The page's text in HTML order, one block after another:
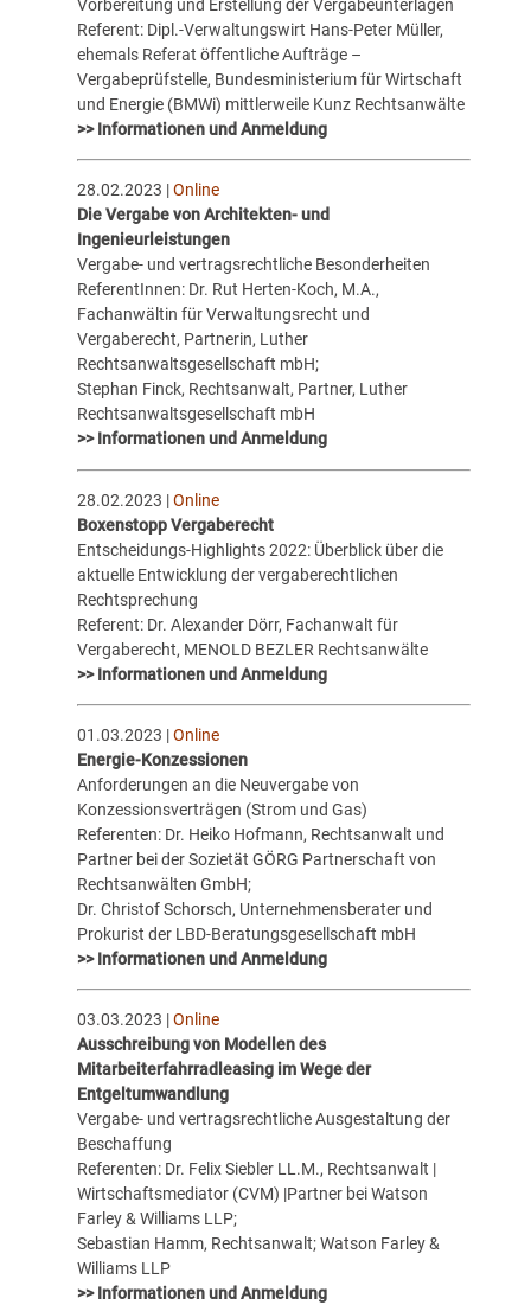
Vorbereitung und Erstellung der Vergabeunterlagen
Referent: Dipl.-Verwaltungswirt Hans-Peter Müller,
ehemals Referat öffentliche Aufträge –
Vergabeprüfstelle, Bundesministerium für Wirtschaft
und Energie (BMWi) mittlerweile Kunz Rechtsanwälte
>> Informationen und Anmeldung
28.02.2023 |Online
Die Vergabe von Architekten- und
Ingenieurleistungen
Vergabe- und vertragsrechtliche Besonderheiten
ReferentInnen: Dr. Rut Herten-Koch, M.A.,
Fachanwältin für Verwaltungsrecht und
Vergaberecht, Partnerin, Luther
Rechtsanwaltsgesellschaft mbH;
Stephan Finck, Rechtsanwalt, Partner, Luther
Rechtsanwaltsgesellschaft mbH
>> Informationen und Anmeldung
28.02.2023 |Online
Boxenstopp Vergaberecht
Entscheidungs-Highlights 2022: Überblick über die
aktuelle Entwicklung der vergaberechtlichen
Rechtsprechung
Referent: Dr. Alexander Dörr, Fachanwalt für
Vergaberecht, MENOLD BEZLER Rechtsanwälte
>> Informationen und Anmeldung
01.03.2023 |Online
Energie-Konzessionen
Anforderungen an die Neuvergabe von
Konzessionsverträgen (Strom und Gas)
Referenten: Dr. Heiko Hofmann, Rechtsanwalt und
Partner bei der Sozietät GÖRG Partnerschaft von
Rechtsanwälten GmbH;
Dr. Christof Schorsch, Unternehmensberater und
Prokurist der LBD-Beratungsgesellschaft mbH
>> Informationen und Anmeldung
03.03.2023 |Online
Ausschreibung von Modellen des
Mitarbeiterfahrradleasing im Wege der
Entgeltumwandlung
Vergabe- und vertragsrechtliche Ausgestaltung der
Beschaffung
Referenten: Dr. Felix Siebler LL.M., Rechtsanwalt |
Wirtschaftsmediator (CVM) |Partner bei Watson
Farley & Williams LLP;
Sebastian Hamm, Rechtsanwalt; Watson Farley &
Williams LLP
>> Informationen und Anmeldung